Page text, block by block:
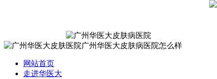
网站首页
走进华医大